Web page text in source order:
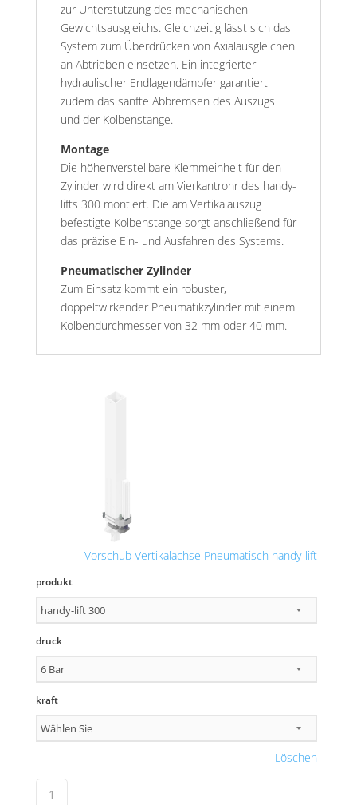
zur Unterstützung des mechanischen
Gewichtsausgleichs. Gleichzeitig lässt sich das
System zum Überdrücken von Axialausgleichen
an Abtrieben einsetzen. Ein integrierter
hydraulischer Endlagendämpfer garantiert
zudem das sanfte Abbremsen des Auszugs
und der Kolbenstange.
Montage
Die höhenverstellbare Klemmeinheit für den
Zylinder wird direkt am Vierkantrohr des handy-
lifts 300 montiert. Die am Vertikalauszug
befestigte Kolbenstange sorgt anschließend für
das präzise Ein- und Ausfahren des Systems.
Pneumatischer Zylinder
Zum Einsatz kommt ein robuster,
doppeltwirkender Pneumatikzylinder mit einem
Kolbendurchmesser von 32 mm oder 40 mm.
Vorschub Vertikalachse Pneumatisch handy-lift
produkt
druck
kraft
Löschen